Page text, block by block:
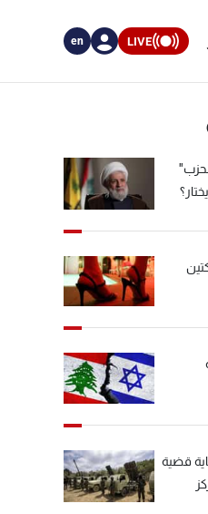
LIVE
en
قضية